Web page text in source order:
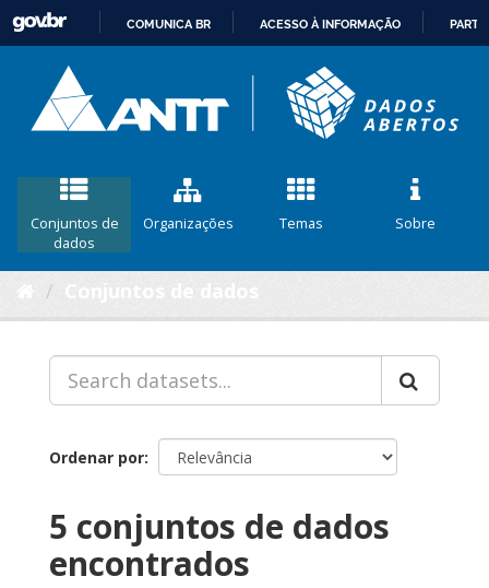
CONTEÚDO
COMUNICA BR ACESSO À INFORMAÇÃO
Conjuntos de
dados
Organizações Temas Sobre
Ordenar por
5 conjuntos de dados
encontrados